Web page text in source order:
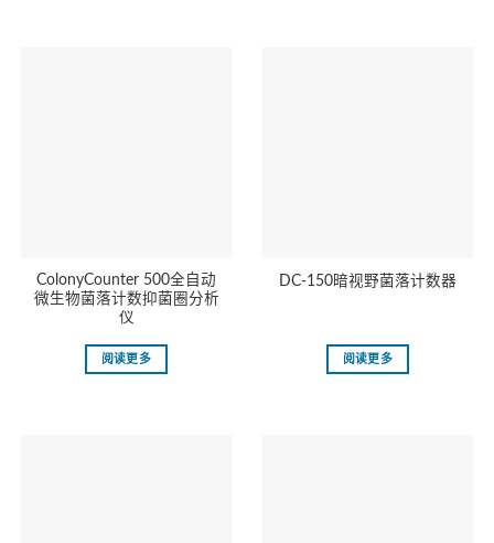
ColonyCounter 500全自动
微生物菌落计数抑菌圈分析
仪
阅读更多
DC-150暗视野菌落计数器
阅读更多